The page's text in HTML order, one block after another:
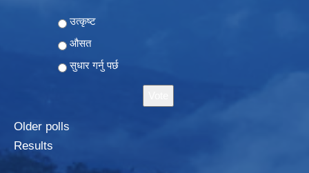
Choices
उत्कृष्ट
औसत
सुधार गर्नु पर्छ
Older polls
Results